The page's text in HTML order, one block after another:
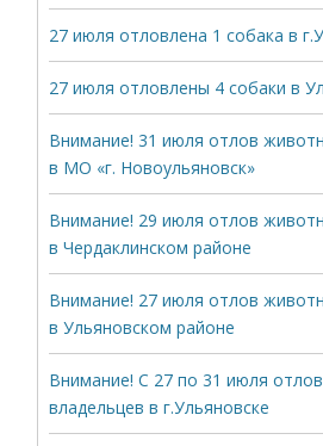
27 июля отловлена 1 собака в
27 июля отловлены 4 собаки в
Внимание! 31 июля отлов
в МО «г. Новоульяновск»
Внимание! 29 июля отлов
в Чердаклинском районе
Внимание! 27 июля отлов
в Ульяновском районе
Внимание! С 27 по 31 июля
владельцев в г.Ульяновске